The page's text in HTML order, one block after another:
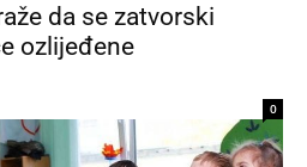
da se zatvorski
ozlijeđene
0